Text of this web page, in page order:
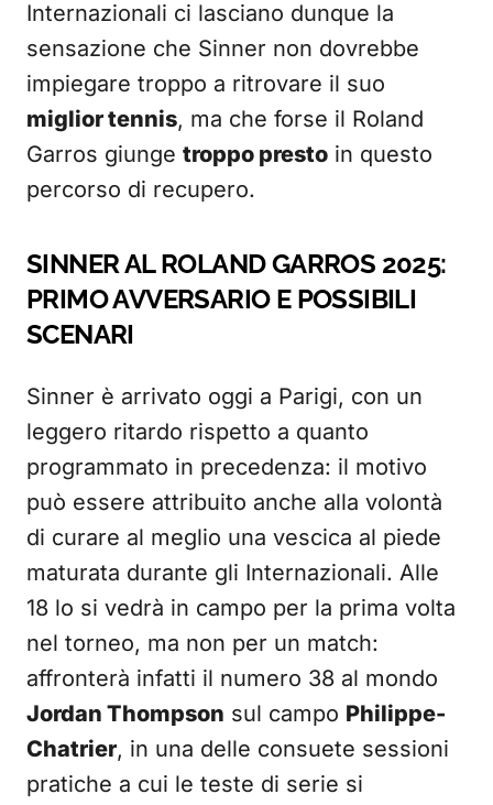
Internazionali ci lasciano dunque la
sensazione che Sinner non dovrebbe
impiegare troppo a ritrovare il suo
miglior tennis, ma che forse il Roland
Garros giunge troppo presto in questo
percorso di recupero.
SINNER AL ROLAND GARROS 2025:
PRIMO AVVERSARIO E POSSIBILI
SCENARI
Sinner è arrivato oggi a Parigi, con un
leggero ritardo rispetto a quanto
programmato in precedenza: il motivo
può essere attribuito anche alla volontà
di curare al meglio una vescica al piede
maturata durante gli Internazionali. Alle
18 lo si vedrà in campo per la prima volta
nel torneo, ma non per un match:
affronterà infatti il numero 38 al mondo
Jordan Thompson sul campo Philippe-
Chatrier, in una delle consuete sessioni
pratiche a cui le teste di serie si